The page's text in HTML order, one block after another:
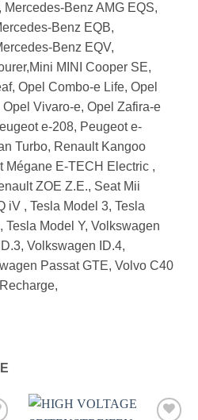
Benz AMG EQS,
Benz EQB,
Benz EQV,
MINI Cooper SE,
Opel Combo-e Life, Opel
Vivaro-e, Opel Zafira-e
e-208, Peugeot e-
Turbo, Renault Kangoo
Mégane E-TECH Electric ,
ZOE Z.E., Seat Mii
iV , Tesla Model 3, Tesla
Tesla Model Y, Volkswagen
Volkswagen ID.4,
Passat GTE, Volvo C40